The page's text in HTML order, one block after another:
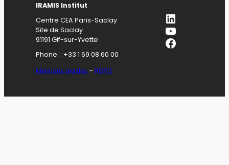
IRAMIS Institut
Centre CEA Paris-Saclay
Site de Saclay
91191 Gif-sur-Yvette
Phone. : +33 1 69 08 60 00
Mentions légales – RGPD
LinkedIn
YouTube
Facebook